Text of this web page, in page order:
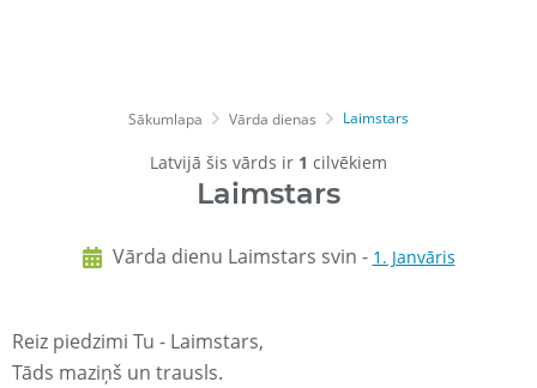
Sākumlapa Vārda dienas Laimstars
Latvijā šis vārds ir 1 cilvēkiem
Laimstars
Vārda dienu Laimstars svin - 1. Janvāris
Reiz piedzimi Tu - Laimstars,
Tāds maziņš un trausls.